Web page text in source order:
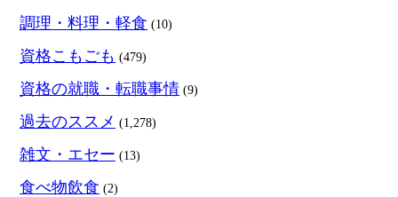
調理・料理・軽食 (10)
資格こもごも (479)
資格の就職・転職事情 (9)
過去のススメ (1,278)
雑文・エセー (13)
食べ物飲食 (2)